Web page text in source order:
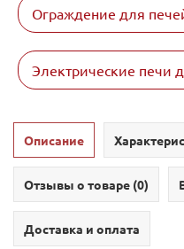
Ограждение для
Электрические печи
Описание
Отзывы о товаре (0)
Доставка и оплата